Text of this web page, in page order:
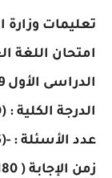
تعليمات وزارة
امتحان اللغة
الدراسى الأول 2019-2020
الدرجة الكلية : (50 ) خمسون درجة
عدد الأسئلة : -(35 ) خمسة وثلاثون سؤالا
زمن الإجابة ( 180) مائة وثمانون دقيقة